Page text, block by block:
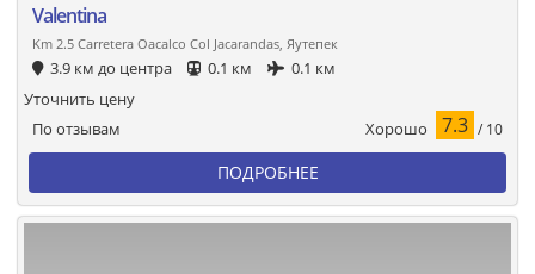
Valentina
Km 2.5 Carretera Oacalco Col Jacarandas, Яутепек
3.9 км до центра 0.1 км 0.1 км
По отзывам Хорошо 7.3 / 10
Уточнить цену
ПОДРОБНЕЕ